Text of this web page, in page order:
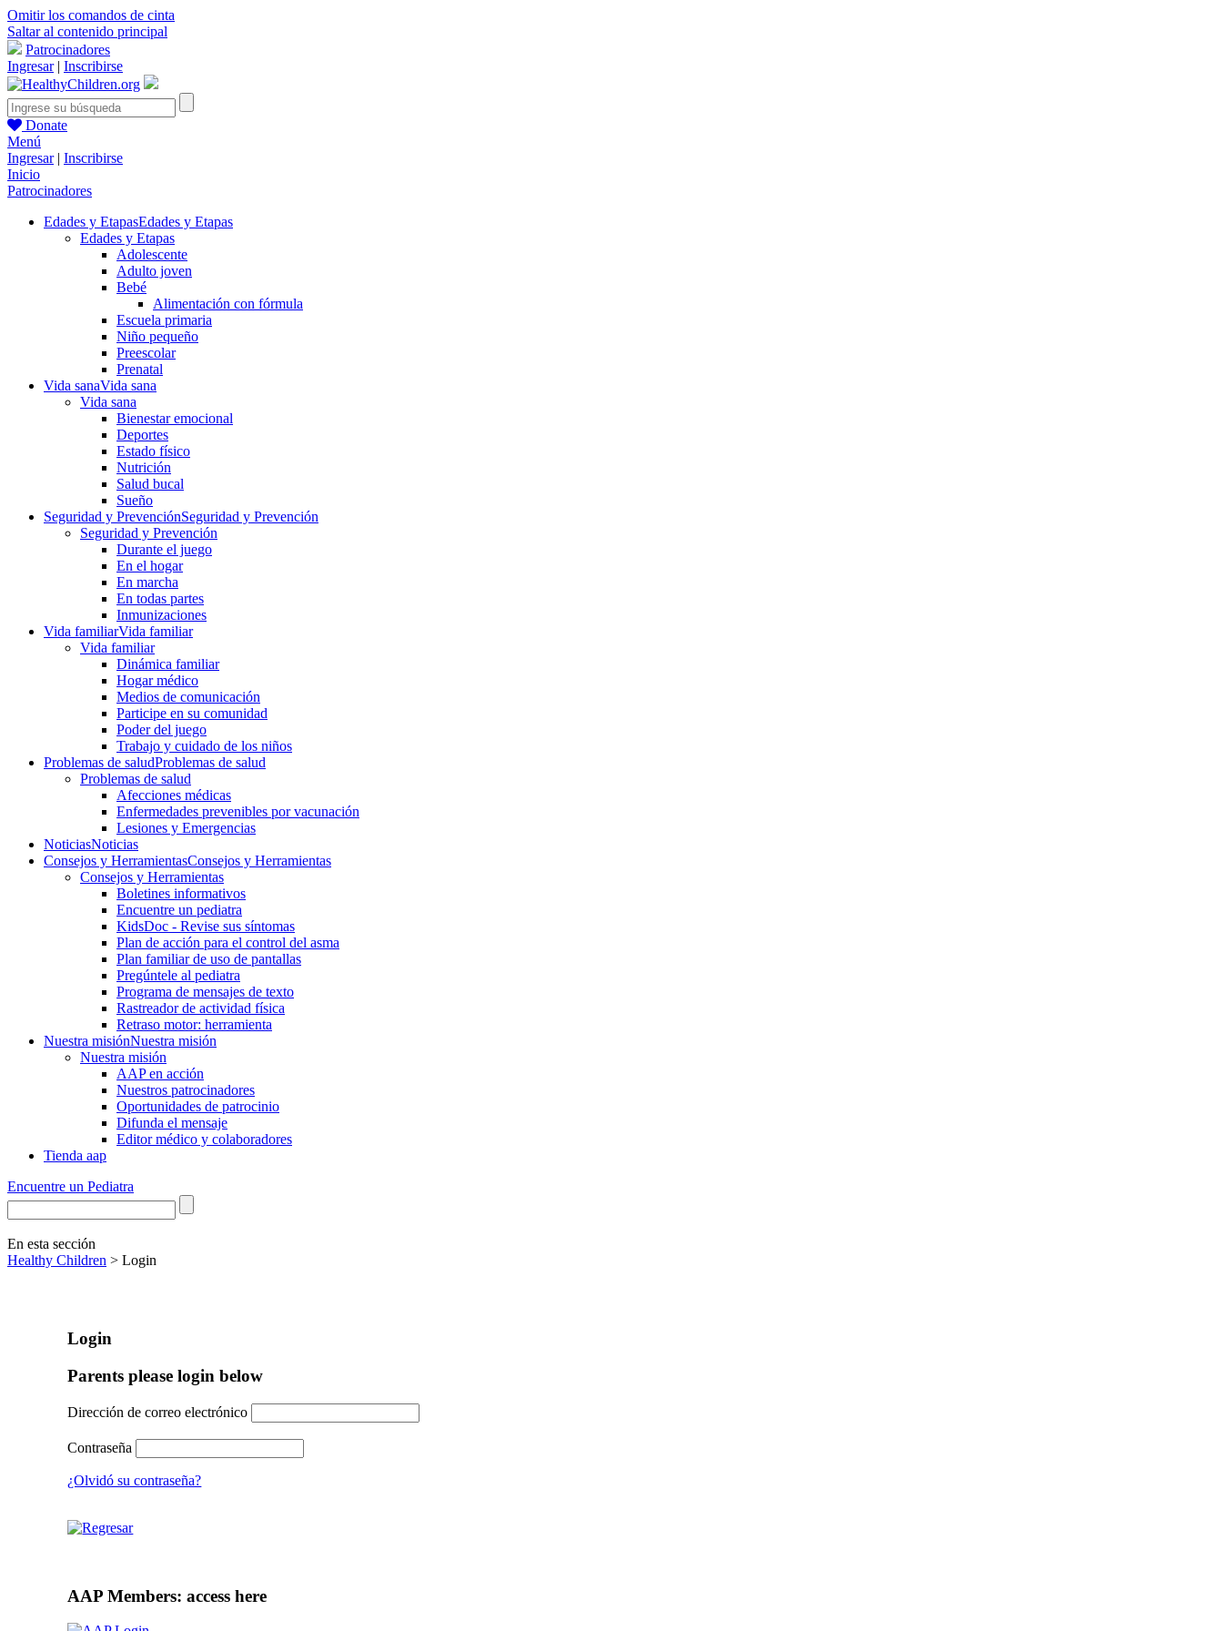
Omitir los comandos de cinta
Saltar al contenido principal
Patrocinadores
Ingresar| Inscribirse
Donate
Menú
Ingresar| Inscribirse
Inicio
Patrocinadores
Edades y EtapasEdades y Etapas
Edades y Etapas
Adolescente
Adulto joven
Bebé
Alimentación con fórmula
Escuela primaria
Niño pequeño
Preescolar
Prenatal
Vida sanaVida sana
Vida sana
Bienestar emocional
Deportes
Estado físico
Nutrición
Salud bucal
Sueño
Seguridad y PrevenciónSeguridad y Prevención
Seguridad y Prevención
Durante el juego
En el hogar
En marcha
En todas partes
Inmunizaciones
Vida familiarVida familiar
Vida familiar
Dinámica familiar
Hogar médico
Medios de comunicación
Participe en su comunidad
Poder del juego
Trabajo y cuidado de los niños
Problemas de saludProblemas de salud
Problemas de salud
Afecciones médicas
Enfermedades prevenibles por vacunación
Lesiones y Emergencias
NoticiasNoticias
Consejos y HerramientasConsejos y Herramientas
Consejos y Herramientas
Boletines informativos
Encuentre un pediatra
KidsDoc - Revise sus síntomas
Plan de acción para el control del asma
Plan familiar de uso de pantallas
Pregúntele al pediatra
Programa de mensajes de texto
Rastre​​ador de activida​d física
Retraso motor: herramienta
Nuestra misiónNuestra misión
Nuestra misión
AAP en acción
Nuestros patrocinadores
Oportunidades de patrocinio
Difunda el mensaje
Editor médico y colaboradores
Tienda aap
Encuentre un Pediatra
En esta sección
Healthy Children > Login
Login
Parents please login below
Dirección de correo electrónico
Contraseña
¿Olvidó su contraseña?
AAP Members: access here